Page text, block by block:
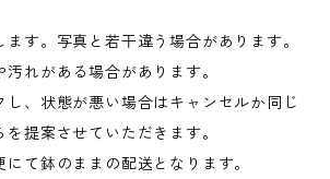
す。写真と若干違う場合があります。
れがある場合があります。
、状態が悪い場合はキャンセルか同じ
提案させていただきます。
て鉢のままの配送となります。